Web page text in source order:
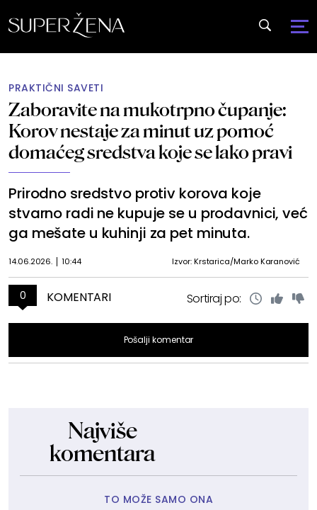
PRAKTIČNI SAVETI
Zaboravite na mukotrpno čupanje:
Korov nestaje za minut uz pomoć
domaćeg sredstva koje se lako pravi
Prirodno sredstvo protiv korova koje
stvarno radi ne kupuje se u prodavnici, već
ga mešate u kuhinji za pet minuta.
14.06.2026. 10:44 Izvor: Krstarica/Marko Karanović
0 KOMENTARI Sortiraj po:
Pošalji komentar
Najviše
komentara
TO MOŽE SAMO ONA